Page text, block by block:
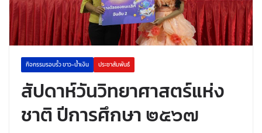
กิจกรรมรอบรั้ว ขาว-น้ำเงิน ประชาสัมพันธ์
สัปดาห์วันวิทยาศาสตร์แห่ง
ชาติ ปีการศึกษา ๒๕๖๗